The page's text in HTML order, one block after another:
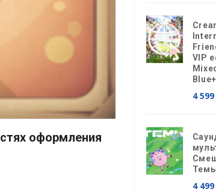
оформления
VIP
Mixed
4
4